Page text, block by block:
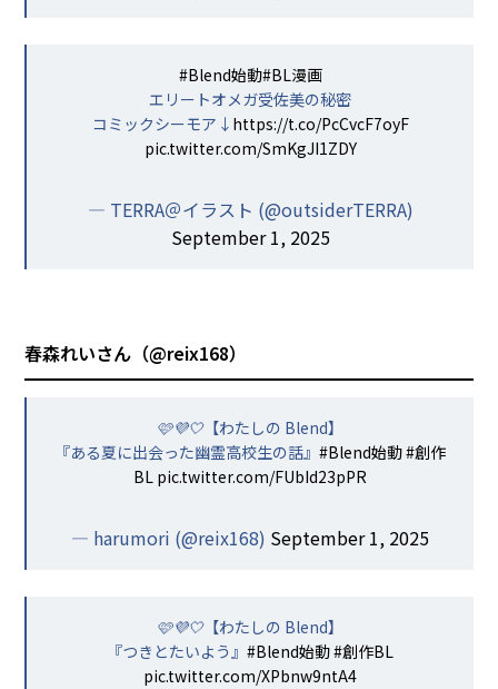
#Blend始動#BL漫画
エリートオメガ受佐美の秘密
コミックシーモア↓ https://t.co/PcCvcF7oyF
pic.twitter.com/SmKgJI1ZDY
— TERRA＠イラスト (@outsiderTERRA)
September 1, 2025
春森れいさん（@reix168）
🩷💜🤍【わたしの Blend】
『ある夏に出会った幽霊高校生の話』 #Blend始動#創作
BL pic.twitter.com/FUbId23pPR
— harumori (@reix168) September 1, 2025
🩷💜🤍【わたしの Blend】
『つきとたいよう』 #Blend始動#創作BL
pic.twitter.com/XPbnw9ntA4